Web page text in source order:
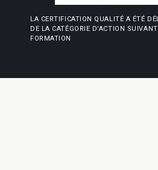
LA CERTIFICATION QUALITÉ A ÉTÉ
DE LA CATÉGORIE D’ACTION
FORMATION